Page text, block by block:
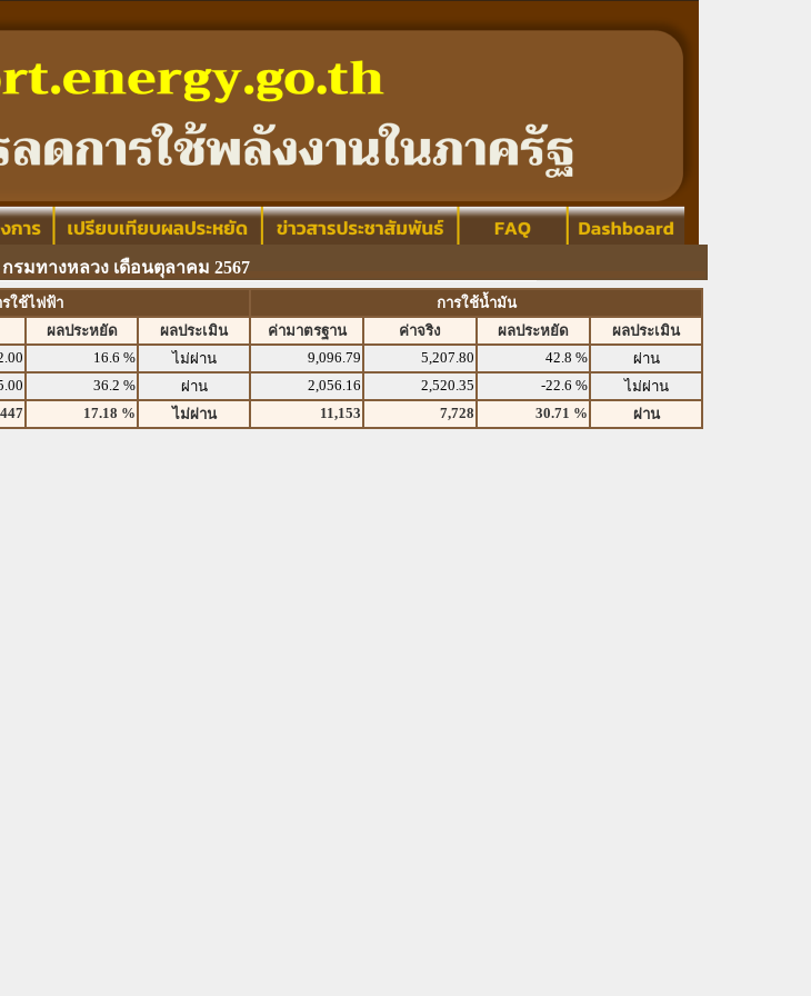
รมทางหลวง เดือนตุลาคม 2567
รใช้ไฟฟ้า
การใช้น้ำมัน
ผลประหยัด ผลประเมิน ค่ามาตรฐาน ค่าจริง ผลประหยัด
ผลประเมิน
16.6 % ไม่ผ่าน 9,096.79 5,207.80 42.8 %
ผ่าน
36.2 % ผ่าน 2,056.16 2,520.35 -22.6 %
ไม่ผ่าน
17.18 % ไม่ผ่าน 11,153 7,728 30.71 % ผ่าน